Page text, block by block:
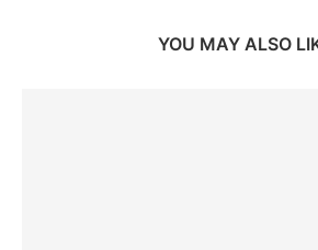
YOU MAY ALSO